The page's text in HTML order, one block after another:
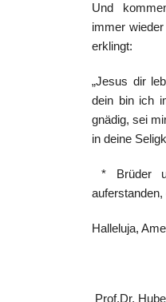
Und
immer
erklingt:
„Jesus dir
dein bin ich
gnädig, sei
in deine
* Brüder
Halleluja,
Prof.Dr,